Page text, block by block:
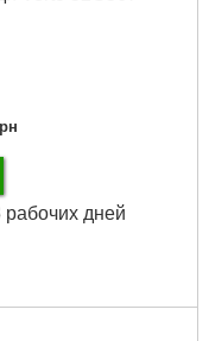
рабочих дней